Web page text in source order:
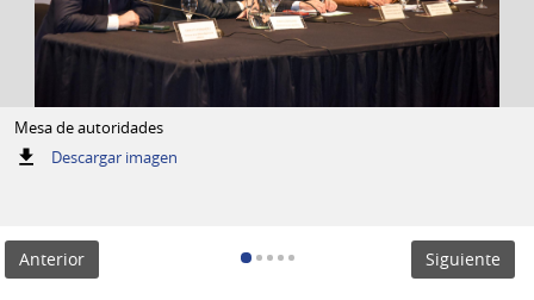
Mesa de autoridades
Descargar imagen:
Anterior
Siguiente